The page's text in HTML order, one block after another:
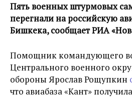
Пять военных штурмовых
перегнали на российскую
Бишкека, сообщает РИА
Помощник командующего
Центрального военного
обороны Ярослав Рощупкин
что авиабаза «Кант»